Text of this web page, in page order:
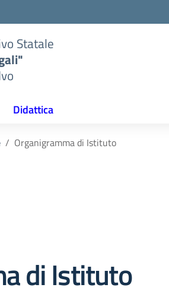
Statale
Didattica
Organigramma di Istituto
di Istituto